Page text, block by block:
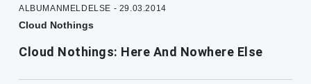
ALBUMANMELDELSE - 29.03.2014
Cloud Nothings
Cloud Nothings: Here And Nowhere Else